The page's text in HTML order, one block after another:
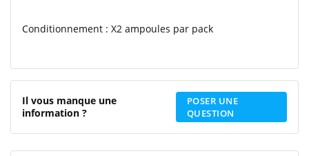
Conditionnement : X2 ampoules par pack
Il vous manque une
information ?
POSER UNE
QUESTION